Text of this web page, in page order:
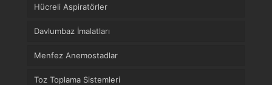
Hücreli Aspiratörler
Davlumbaz İmalatları
Menfez Anemostadlar
Toz Toplama Sistemleri